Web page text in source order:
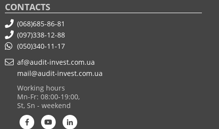
CONTACTS
(068)685-86-81
(097)338-12-88
(050)340-11-17
af@audit-invest.com.ua
mail@audit-invest.com.ua
Working hours
Mn-Fr: 08:00-19:00,
St, Sn - weekend